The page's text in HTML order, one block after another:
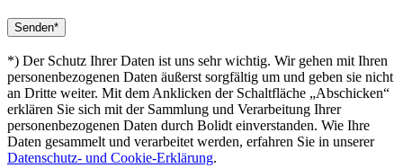
*) Der Schutz Ihrer Daten ist uns sehr wichtig. Wir gehen mit Ihren
personenbezogenen Daten äußerst sorgfältig um und geben sie nicht
an Dritte weiter. Mit dem Anklicken der Schaltfläche „Abschicken“
erklären Sie sich mit der Sammlung und Verarbeitung Ihrer
personenbezogenen Daten durch Bolidt einverstanden. Wie Ihre
Daten gesammelt und verarbeitet werden, erfahren Sie in unserer
Datenschutz- und Cookie-Erklärung.